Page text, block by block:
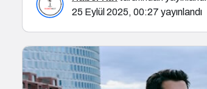
25 Eylül 2025, 00:27 yayınlandı